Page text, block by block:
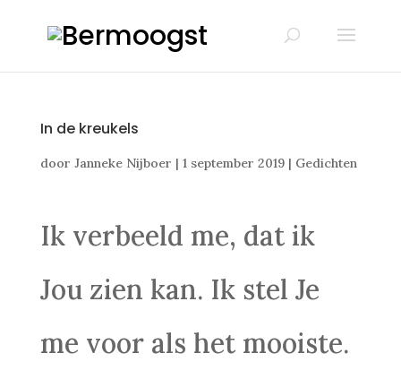
In de kreukels
door Janneke Nijboer | 1 september 2019| Gedichten
Ik verbeeld me, dat ik
Jou zien kan. Ik stel Je
me voor als het mooiste.